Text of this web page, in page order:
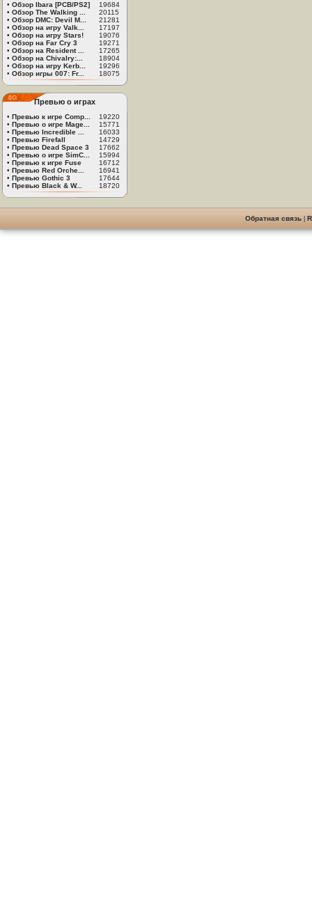
• Обзор Ibara [PCB/PS2]
19684
• Обзор The Walking ...
20115
• Обзор DMC: Devil M...
21281
• Обзор на игру Valk...
17197
• Обзор на игру Stars!
19076
• Обзор на Far Cry 3
19271
• Обзор на Resident ...
17265
• Обзор на Chivalry:...
18904
• Обзор на игру Kerb...
19296
• Обзор игры 007: Fr... 18075
Превью о играх
• Превью к игре Comp...
19220
• Превью о игре Mage...
15771
• Превью Incredible ...
16033
• Превью Firefall
14729
• Превью Dead Space 3
17662
• Превью о игре SimC...
15994
• Превью к игре Fuse
16712
• Превью Red Orche...
16941
• Превью Gothic 3
17644
• Превью Black & W... 18720
Обратная связь